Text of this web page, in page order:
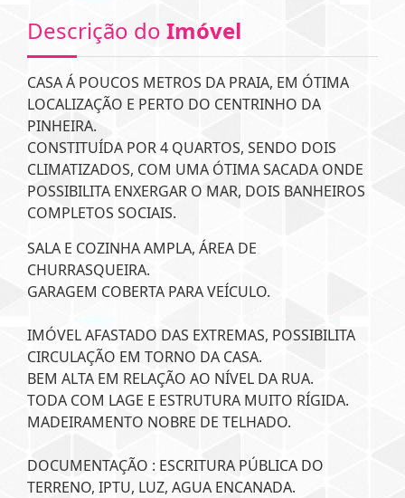
Descrição do Imóvel
CASA Á POUCOS METROS DA PRAIA, EM ÓTIMA
LOCALIZAÇÃO E PERTO DO CENTRINHO DA
PINHEIRA.
CONSTITUÍDA POR 4 QUARTOS, SENDO DOIS
CLIMATIZADOS, COM UMA ÓTIMA SACADA ONDE
POSSIBILITA ENXERGAR O MAR, DOIS BANHEIROS
COMPLETOS SOCIAIS.
SALA E COZINHA AMPLA, ÁREA DE
CHURRASQUEIRA.
GARAGEM COBERTA PARA VEÍCULO.
IMÓVEL AFASTADO DAS EXTREMAS, POSSIBILITA
CIRCULAÇÃO EM TORNO DA CASA.
BEM ALTA EM RELAÇÃO AO NÍVEL DA RUA.
TODA COM LAGE E ESTRUTURA MUITO RÍGIDA.
MADEIRAMENTO NOBRE DE TELHADO.
DOCUMENTAÇÃO : ESCRITURA PÚBLICA DO
TERRENO, IPTU, LUZ, AGUA ENCANADA.